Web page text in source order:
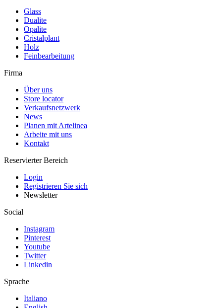
Glass
Dualite
Opalite
Cristalplant
Holz
Feinbearbeitung
Firma
Über uns
Store locator
Verkaufsnetzwerk
News
Planen mit Artelinea
Arbeite mit uns
Kontakt
Reservierter Bereich
Login
Registrieren Sie sich
Newsletter
Social
Instagram
Pinterest
Youtube
Twitter
Linkedin
Sprache
Italiano